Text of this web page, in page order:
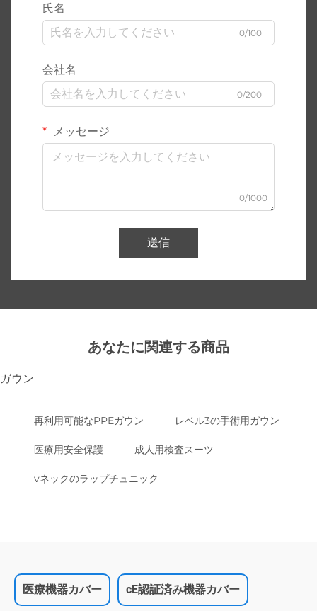
氏名
0/100
会社名
0/200
メッセージ
0/1000
送信
あなたに関連する商品
ガウン
再利用可能なPPEガウン レベル3の手術用ガウン
医療用安全保護 成人用検査スーツ
vネックのラップチュニック
医療機器カバー cE認証済み機器カバー